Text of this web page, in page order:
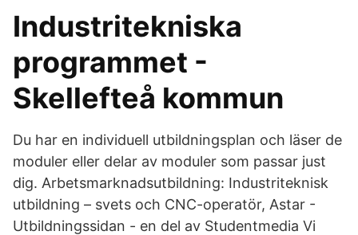
Industritekniska
programmet -
Skellefteå kommun
Du har en individuell utbildningsplan och läser de
moduler eller delar av moduler som passar just
dig. Arbetsmarknadsutbildning: Industriteknisk
utbildning – svets och CNC-operatör, Astar -
Utbildningssidan - en del av Studentmedia Vi